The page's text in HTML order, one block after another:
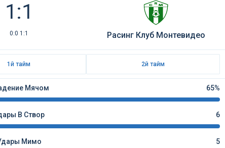
1:1
0:0 1:1 Расинг Клуб Монтевидео
1й тайм 2й тайм
Мячом 65%
В Створ 6
Мимо 5